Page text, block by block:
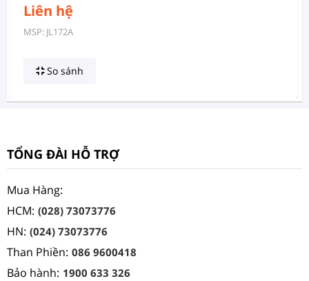
Liên hệ
MSP: JL172A
So sánh
TỔNG ĐÀI HỖ TRỢ
Mua Hàng:
HCM: (028) 73073776
HN: (024) 73073776
Than Phiền: 086 9600418
Bảo hành: 1900 633 326